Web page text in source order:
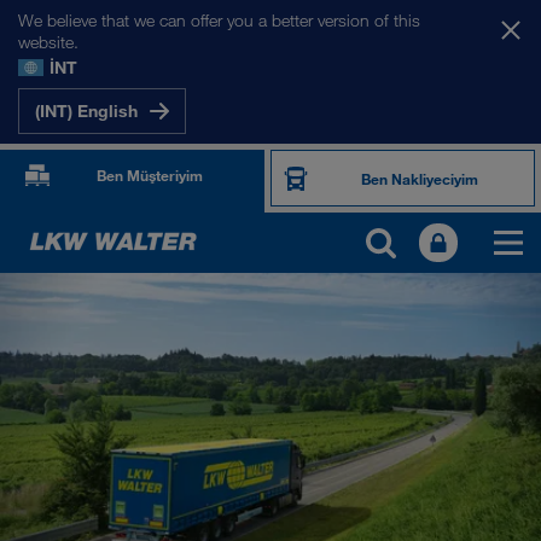
We believe that we can offer you a better version of this
website.
İNT
(INT) English
Ben Müşteriyim Ben Nakliyeciyim
Kara taşımacılığı
Dijital çözümler
Kombine taşımacılık